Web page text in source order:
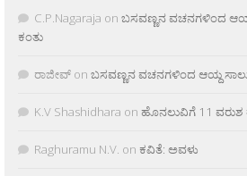
C.P.Nagaraja on ಬಸವಣ್ಣನ ವಚನಗಳಿಂದ
ಕಂತು
ರಾಜೀವ್ on ಬಸವಣ್ಣನ ವಚನಗಳಿಂದ ಆಯ್ದ
K.V Shashidhara on ಹೊನಲುವಿಗೆ 11 ವರುಶ
Raghuramu N.V. on ಕವಿತೆ: ಅವಳು